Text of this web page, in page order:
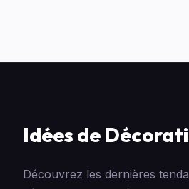
Idées de
Découvrez les dernières